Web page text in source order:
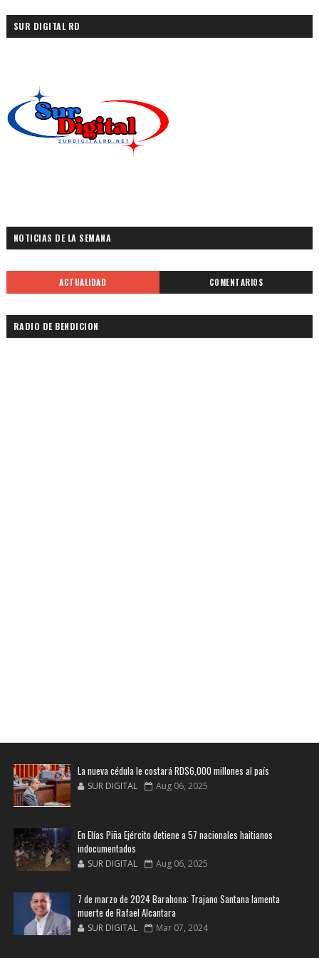
SUR DIGITAL RD
NOTICIAS DE LA SEMANA
ACTUALIDAD COMENTARIOS
RADIO DE BENDICION
La nueva cédula le costará RD$6,000 millones al país
SUR DIGITAL Aug 06, 2025
En Elías Piña Ejército detiene a 57 nacionales haitianos
indocumentados
SUR DIGITAL Aug 06, 2025
7 de marzo de 2024 Barahona: Trajano Santana lamenta
muerte de Rafael Alcantara
SUR DIGITAL Mar 07, 2024